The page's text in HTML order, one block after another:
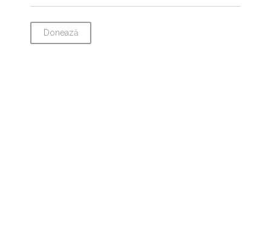
Donează